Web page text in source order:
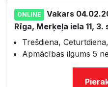
ONLINE
Vakars
Rīga, Merķeļa iela 11, 3.
Trešdiena,
Apmācības ilgums 5